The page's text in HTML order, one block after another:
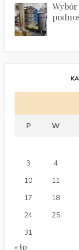
P W
3
4
10
11
17
18
24
25
31
« lip